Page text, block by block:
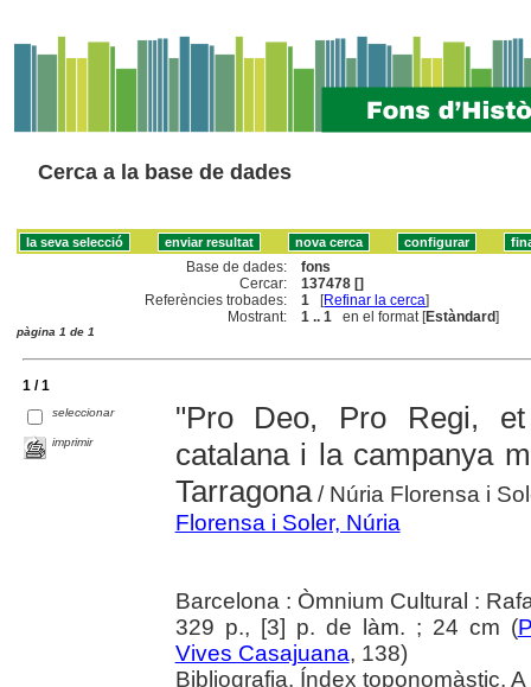
Cerca a la base de dades
Base de dades:
fons
Cercar:
137478 []
Referències trobades:
1 [Refinar la cerca]
Mostrant:
1 .. 1 en el format [Estàndard]
pàgina 1 de 1
1 / 1
seleccionar
imprimir
"Pro Deo, Pro Regi,
catalana i la campanya
Tarragona/ Núria Florensa i
Florensa i Soler, Núria
Barcelona : Òmnium Cultural :
329 p., [3] p. de làm. ; 24 cm (
Vives Casajuana, 138)
Bibliografia. Índex toponomàstic.